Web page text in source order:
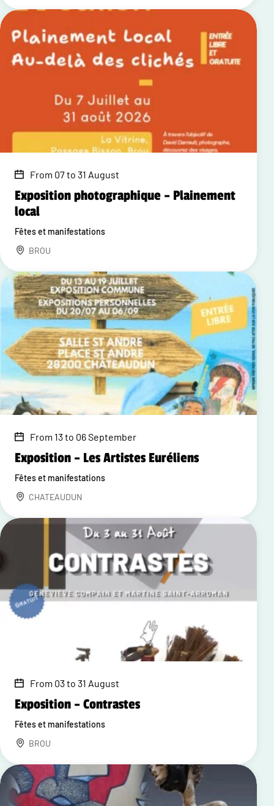
From 07 to 31 August
Exposition photographique – Plainement
local
Fêtes et manifestations
BROU
From 13 to 06 September
Exposition – Les Artistes Euréliens
Fêtes et manifestations
CHATEAUDUN
From 03 to 31 August
Exposition – Contrastes
Fêtes et manifestations
BROU